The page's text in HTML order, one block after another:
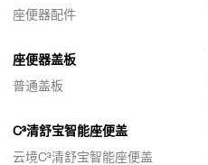
座便器配件
座便器盖板
普通盖板
C³清舒宝智能座便盖
云境C³清舒宝智能座便盖